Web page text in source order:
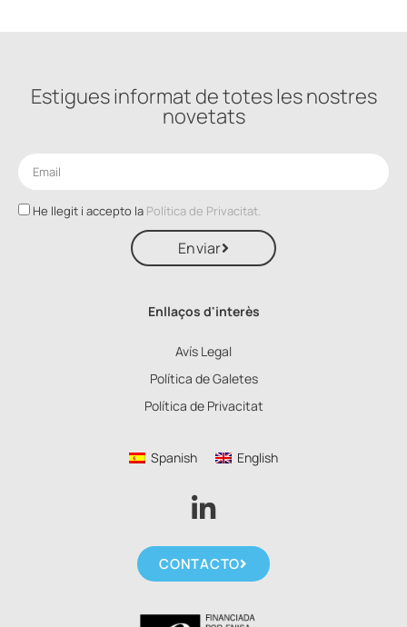
Estigues informat de totes les nostres
novetats
He llegit i accepto la Política de Privacitat.
Enviar
Enllaços d'interès
Avís Legal
Política de Galetes
Política de Privacitat
Spanish English
CONTACTO